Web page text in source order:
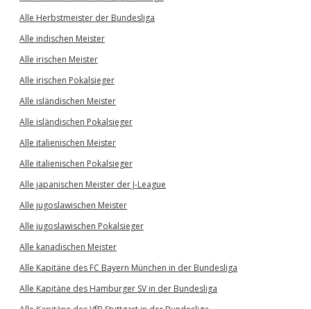
Alle Herbstmeister der Bundesliga
Alle indischen Meister
Alle irischen Meister
Alle irischen Pokalsieger
Alle isländischen Meister
Alle isländischen Pokalsieger
Alle italienischen Meister
Alle italienischen Pokalsieger
Alle japanischen Meister der J-League
Alle jugoslawischen Meister
Alle jugoslawischen Pokalsieger
Alle kanadischen Meister
Alle Kapitäne des FC Bayern München in der Bundesliga
Alle Kapitäne des Hamburger SV in der Bundesliga